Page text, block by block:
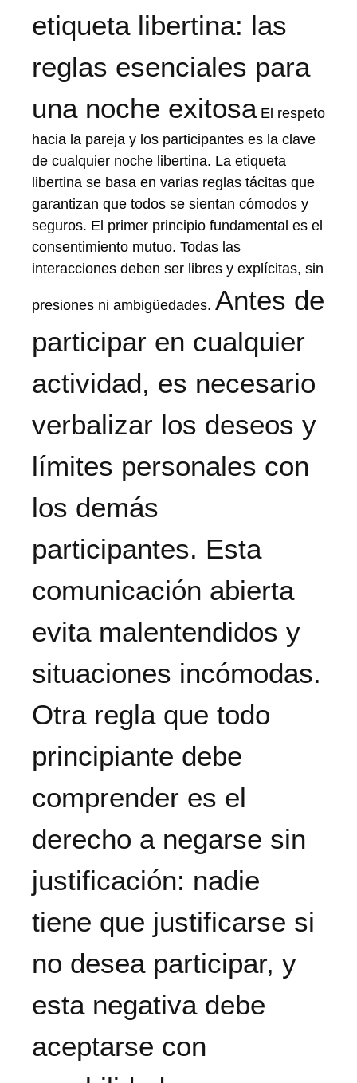
etiqueta libertina: las
reglas esenciales para
una noche exitosaEl respeto
hacia la pareja y los participantes es la clave
de cualquier noche libertina. La etiqueta
libertina se basa en varias reglas tácitas que
garantizan que todos se sientan cómodos y
seguros. El primer principio fundamental es el
consentimiento mutuo. Todas las
interacciones deben ser libres y explícitas, sin
presiones ni ambigüedades. Antes de
participar en cualquier
actividad, es necesario
verbalizar los deseos y
límites personales con
los demás
participantes. Esta
comunicación abierta
evita malentendidos y
situaciones incómodas.
Otra regla que todo
principiante debe
comprender es el
derecho a negarse sin
justificación: nadie
tiene que justificarse si
no desea participar, y
esta negativa debe
aceptarse con